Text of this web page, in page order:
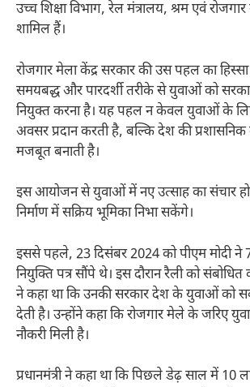
उच्च शिक्षा विभाग, रेल मंत्रालय, श्रम एवं
शामिल हैं।
रोजगार मेला केंद्र सरकार की उस पहल का
समयबद्ध और पारदर्शी तरीके से युवाओं को
नियुक्त करना है। यह पहल न केवल युवाओं के
अवसर प्रदान करती है, बल्कि देश की प्रशासनिक
मजबूत बनाती है।
इस आयोजन से युवाओं में नए उत्साह का संचार
निर्माण में सक्रिय भूमिका निभा सकेंगे।
इससे पहले, 23 दिसंबर 2024 को पीएम मोदी
नियुक्ति पत्र सौंपे थे। इस दौरान रैली को
ने कहा था कि उनकी सरकार देश के युवाओं को
देती है। उन्होंने कहा कि रोजगार मेले के जरिए
नौकरी मिली है।
प्रधानमंत्री ने कहा था कि पिछले डेढ़ साल में 10